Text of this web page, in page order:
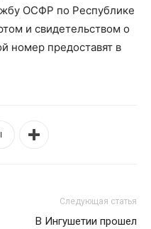
ОСФР по Республике
и свидетельством о
номер предоставят в
Следующая статья
В Ингушетии прошел